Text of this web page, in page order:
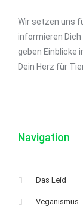
Wir setzen uns
informieren Dich
geben Einblicke
Dein Herz für
Navigation
Das Leid
Veganismus